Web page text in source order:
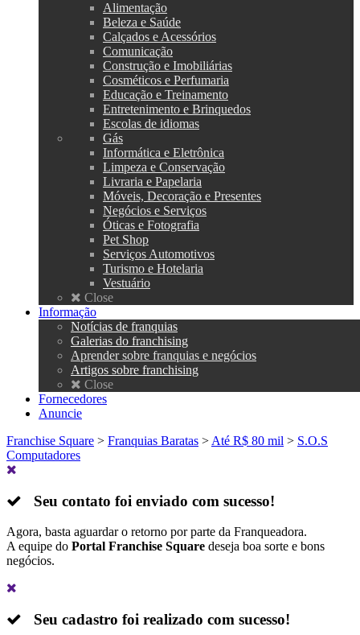
Alimentação
Beleza e Saúde
Calçados e Acessórios
Comunicação
Construção e Imobiliárias
Cosméticos e Perfumaria
Educação e Treinamento
Entretenimento e Brinquedos
Escolas de idiomas
Gás
Informática e Eletrônica
Limpeza e Conservação
Livraria e Papelaria
Móveis, Decoração e Presentes
Negócios e Serviços
Óticas e Fotografia
Pet Shop
Serviços Automotivos
Turismo e Hotelaria
Vestuário
Close
Informação
Notícias de franquias
Galerias do franchising
Aprender sobre franquias e negócios
Artigos sobre franchising
Close
Fornecedores
Anuncie
Franchise Square > Franquias Baratas > Até R$ 80 mil > S.O.S
Computadores
Seu contato foi enviado com sucesso!
Agora, basta aguardar o retorno por parte da Franqueadora.
A equipe do Portal Franchise Square deseja boa sorte e bons
negócios.
Seu cadastro foi realizado com sucesso!